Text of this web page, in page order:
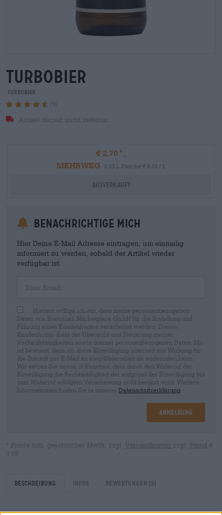
turbobier
TurboBier
(9)
Artikel derzeit nicht lieferbar
€ 2,70
MEHRWEG
0,33 L Flasche € 8,18 / L
Ausverkauft
Benachrichtige mich
Hier Deine E-Mail Adresse eintragen, um einmalig
informiert zu werden, sobald der Artikel wieder
verfügbar ist.
Hiermit willige ich ein, dass meine personenbezogenen
Daten von Bierothek Marketplace GmbH für die Erstellung und
Führung eines Kundenkontos verarbeitet werden. Dieses
Kundenkonto dient der Übersicht und Steuerung meiner
Verkaufstätigkeiten sowie meiner personenbezogenen Daten. Mir
ist bewusst, dass ich diese Einwilligung jederzeit mit Wirkung für
die Zukunft per E-Mail an shop@bierothek.de widerrufen kann.
Wir setzen Sie davon in Kenntnis, dass durch den Widerruf der
Einwilligung die Rechtmäßigkeit der aufgrund der Einwilligung bis
zum Widerruf erfolgten Verarbeitung nicht berührt wird. Weitere
Informationen finden Sie in unserer Datenschutzerklärung
Anmeldung
* Preise inkl. gesetzlicher MwSt. zzgl. Versandkosten zzgl. Pfand €
0,08
Beschreibung Infos Bewertungen (9)